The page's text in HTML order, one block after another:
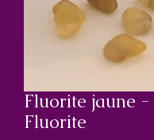
Fluorite jaune -
Fluorite